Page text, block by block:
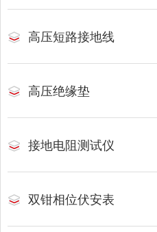
高压短路接地线
高压绝缘垫
接地电阻测试仪
双钳相位伏安表